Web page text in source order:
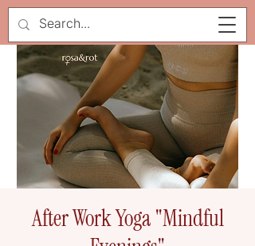
After Work Yoga "Mindful